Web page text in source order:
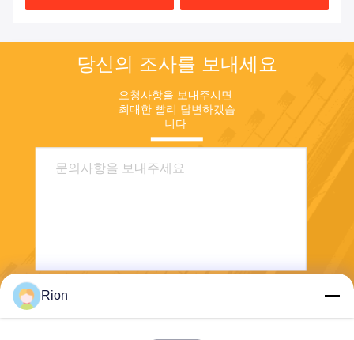
당신의 조사를 보내세요
요청사항을 보내주시면
최대한 빨리 답변하겠습
니다.
Rion